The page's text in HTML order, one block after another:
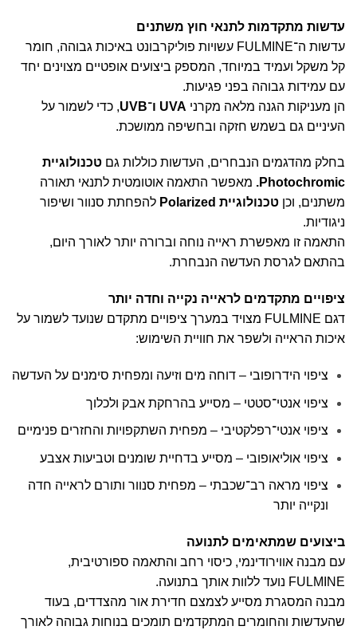
עדשות מתקדמות לתנאי חוץ משתנים
עדשות ה־FULMINE עשויות פוליקרבונט באיכות גבוהה, חומר
קל משקל ועמיד במיוחד, המספק ביצועים אופטיים מצוינים יחד
עם עמידות גבוהה בפני פגיעות.
הן מעניקות הגנה מלאה מקרני UVA ו־UVB, כדי לשמור על
העיניים גם בשמש חזקה ובחשיפה ממושכת.
בחלק מהדגמים הנבחרים, העדשות כוללות גם טכנולוגיית
Photochromic.
מאפשר התאמה אוטומטית לתנאי תאורה
משתנים, וכן טכנולוגיית
להפחתת סנוור ושיפור
ניגודיות.
התאמה זו מאפשרת ראייה נוחה וברורה יותר לאורך היום,
בהתאם לגרסת העדשה הנבחרת.
ציפויים מתקדמים לראייה נקייה וחדה יותר
דגם FULMINE מצויד במערך ציפויים מתקדם שנועד לשמור על
איכות הראייה ולשפר את חוויית השימוש:
ציפוי הידרופובי – דוחה מים וזיעה ומפחית סימנים על העדשה
ציפוי אנטי־סטטי – מסייע בהרחקת אבק ולכלוך
ציפוי אנטי־רפלקטיבי – מפחית השתקפויות והחזרים פנימיים
ציפוי אוליאופובי – מסייע בדחיית שומנים וטביעות אצבע
ציפוי מראה רב־שכבתי – מפחית סנוור ותורם לראייה חדה
ונקייה יותר
ביצועים שמתאימים לתנועה
עם מבנה אווירודינמי, כיסוי רחב והתאמה ספורטיבית,
FULMINE נועד ללוות אותך בתנועה.
מבנה המסגרת מסייע לצמצם חדירת אור מהצדדים, בעוד
שהעדשות והחומרים המתקדמים תומכים בנוחות גבוהה לאורך